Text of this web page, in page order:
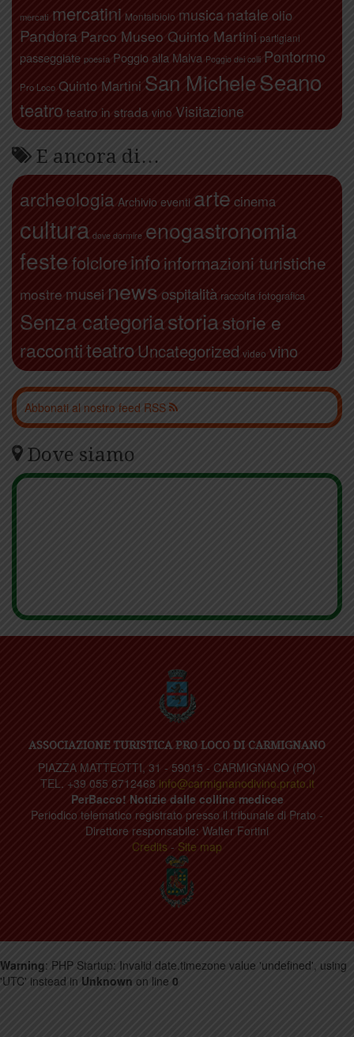
mercati mercatini Montalbiolo musica natale olio
Pandora Parco Museo Quinto Martini partigiani
passeggiate poesia Poggio alla Malva Poggio dei colli Pontormo
Pro Loco Quinto Martini San MicheleSeano
teatro teatro in strada vino Visitazione
E ancora di…
archeologia Archivio eventi arte cinema
cultura dove dormire enogastronomia
festefolcloreinfo informazioni turistiche
mostre musei news ospitalità raccolta fotografica
Senza categoriastoriastorie e
raccontiteatroUncategorized video vino
Abbonati al nostro feed RSS
Dove siamo
ASSOCIAZIONE TURISTICA PRO LOCO DI CARMIGNANO
PIAZZA MATTEOTTI, 31 - 59015 - CARMIGNANO (PO)
TEL. +39 055 8712468 info@carmignanodivino.prato.it
PerBacco! Notizie dalle colline medicee
Periodico telematico registrato presso il tribunale di Prato -
Direttore responsabile: Walter Fortini
Credits - Site map
Warning: PHP Startup: Invalid date.timezone value 'undefined', using
'UTC' instead in Unknown on line 0